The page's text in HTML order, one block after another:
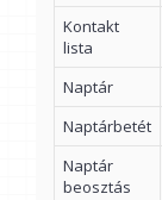
Kontakt
lista
Naptár
Naptárbetét
Naptár
beosztás